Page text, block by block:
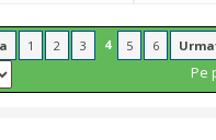
1 2 3 4 5 6
Pe